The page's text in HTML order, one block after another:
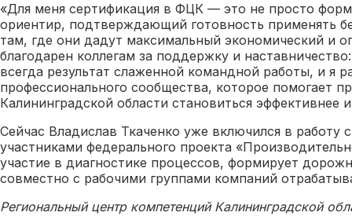
«Для меня сертификация в ФЦК — это не просто
ориентир, подтверждающий готовность применять
там, где они дадут максимальный экономический и
благодарен коллегам за поддержку и
всегда результат слаженной командной работы, и я
профессионального сообщества, которое помогает
Калининградской области становиться эффективнее
Сейчас Владислав Ткаченко уже включился в работу
участниками федерального проекта
участие в диагностике процессов, формирует
совместно с рабочими группами компаний
Региональный центр компетенций Калининградской